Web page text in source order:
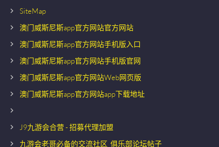
SiteMap
澳门威斯尼斯app官方网站官方网站
澳门威斯尼斯app官方网站手机版入口
澳门威斯尼斯app官方网站手机版官网
澳门威斯尼斯app官方网站Web网页版
澳门威斯尼斯app官方网站app下载地址
J9九游会合营 - 招募代理加盟
九游会老哥必备的交流社区_俱乐部论坛帖子